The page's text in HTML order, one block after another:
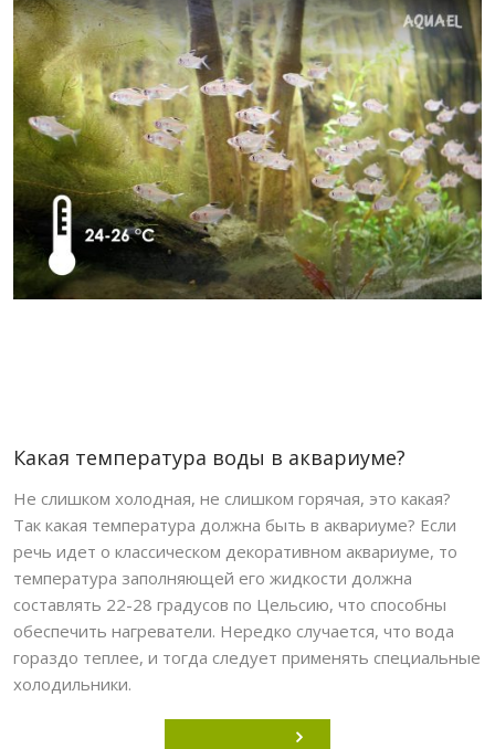
Какая температура воды в аквариуме?
Не слишком холодная, не слишком горячая, это какая?
Так какая температура должна быть в аквариуме? Если
речь идет о классическом декоративном аквариуме, то
температура заполняющей его жидкости должна
составлять 22-28 градусов по Цельсию, что способны
обеспечить нагреватели. Нередко случается, что вода
гораздо теплее, и тогда следует применять специальные
холодильники.